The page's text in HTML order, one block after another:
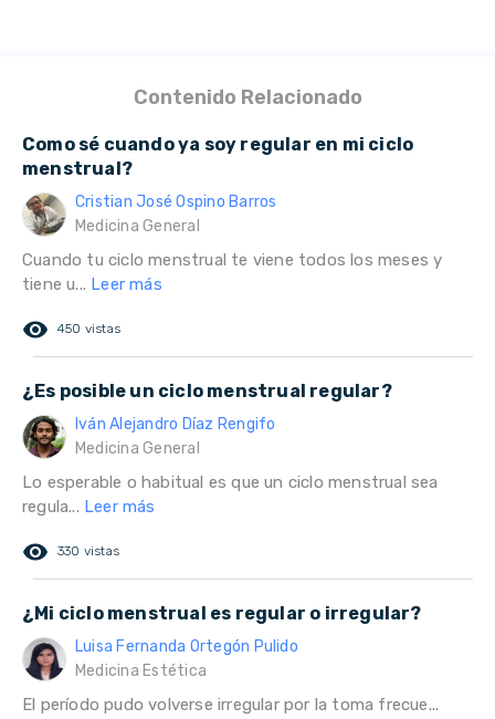
Contenido Relacionado
Como sé cuando ya soy regular en mi ciclo
menstrual?
Cristian José Ospino Barros
Medicina General
Cuando tu ciclo menstrual te viene todos los meses y
tiene u... Leer más
remove_red_eye 450 vistas
¿Es posible un ciclo menstrual regular?
Iván Alejandro Díaz Rengifo
Medicina General
Lo esperable o habitual es que un ciclo menstrual sea
regula... Leer más
remove_red_eye 330 vistas
¿Mi ciclo menstrual es regular o irregular?
Luisa Fernanda Ortegón Pulido
Medicina Estética
El período pudo volverse irregular por la toma frecue...